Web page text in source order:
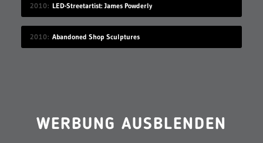
2010 LED-Streetartist: James Powderly
2010 Abandoned Shop Sculptures
WERBUNG AUSBLENDEN